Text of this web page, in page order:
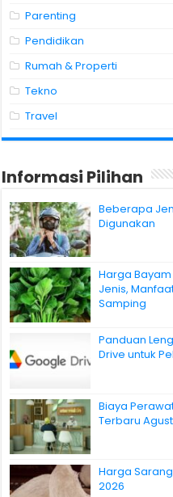
Parenting
Pendidikan
Rumah & Properti
Tekno
Travel
Informasi Pilihan
Beberapa
Digunakan
Harga
Jenis,
Samping
Panduan
Drive untuk
Biaya
Terbaru
Harga
2026